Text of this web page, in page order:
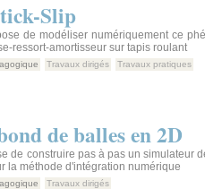
Slip
de modéliser numériquement ce
ressort-amortisseur sur tapis roulant
Travaux dirigés Travaux pratiques
de balles en 2D
de construire pas à pas un simulateur
la méthode d'intégration numérique
Travaux dirigés